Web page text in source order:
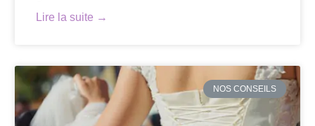
Lire la suite →
NOS CONSEILS